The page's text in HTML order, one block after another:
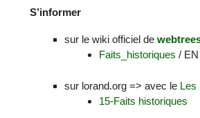
S’informer
sur le wiki officiel de
Faits_historiques / EN
sur lorand.org => avec le Les
15-Faits historiques